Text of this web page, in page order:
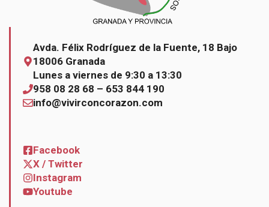
Avda. Félix Rodríguez de la Fuente, 18 Bajo
18006 Granada
Lunes a viernes de 9:30 a 13:30
958 08 28 68 – 653 844 190
info@vivirconcorazon.com
Facebook
X / Twitter
Instagram
Youtube